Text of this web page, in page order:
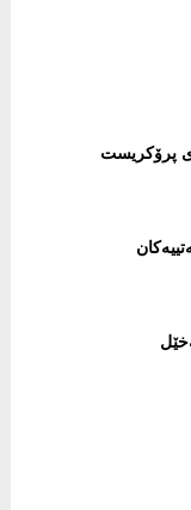
پرۆکریست